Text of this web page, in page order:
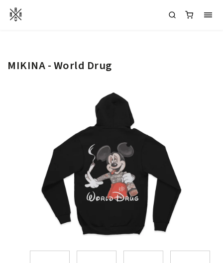
MIKINA - World Drug